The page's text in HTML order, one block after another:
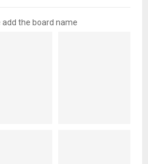
add the board name